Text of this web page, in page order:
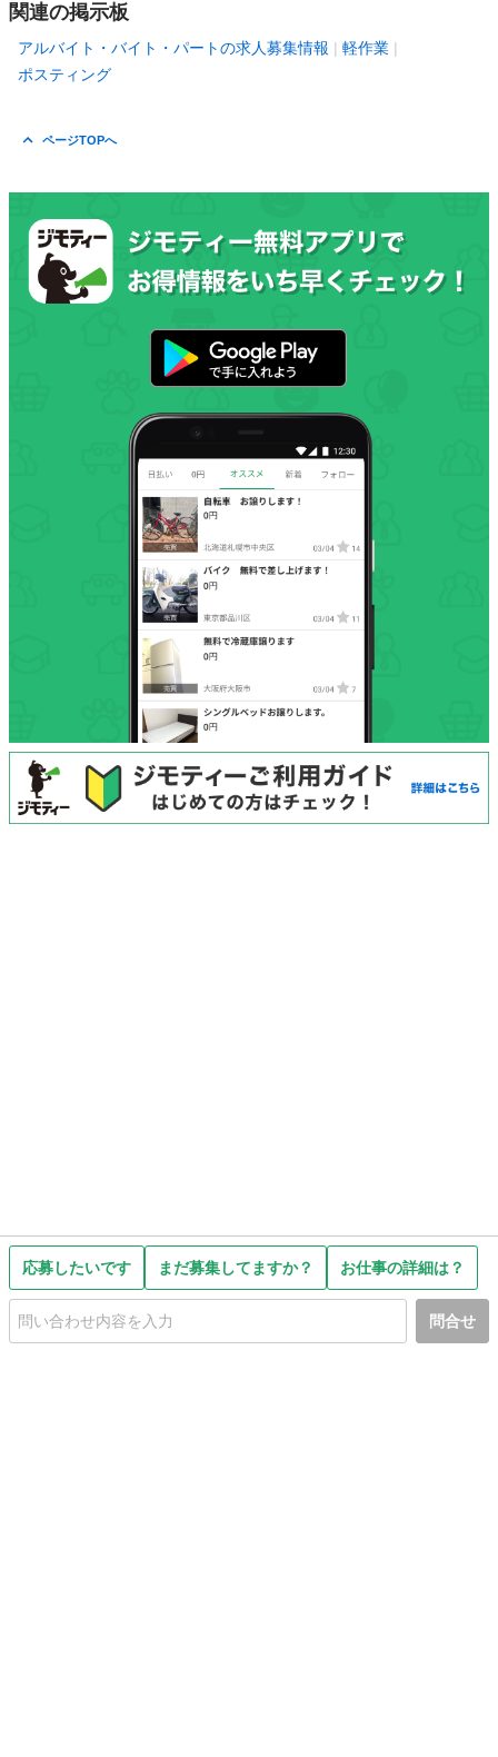
応募したいです まだ募集してますか？ お仕事の詳細は？
問合せ
関連の掲示板
アルバイト・バイト・パートの求人募集情報
軽作業
ポスティング
ページTOPへ